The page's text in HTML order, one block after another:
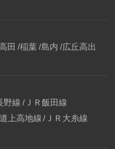
高田 稲葉 島内 広丘高出
野線 ＪＲ飯田線
上高地線
ＪＲ大糸線